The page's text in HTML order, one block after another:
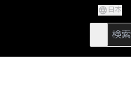
日本